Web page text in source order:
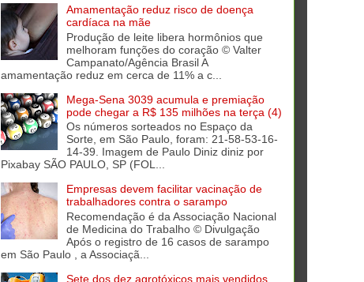
Amamentação reduz risco de doença
cardíaca na mãe
Produção de leite libera hormônios que
melhoram funções do coração © Valter
Campanato/Agência Brasil A
amamentação reduz em cerca de 11% a c...
Mega-Sena 3039 acumula e premiação
pode chegar a R$ 135 milhões na terça (4)
Os números sorteados no Espaço da
Sorte, em São Paulo, foram: 21-58-53-16-
14-39. Imagem de Paulo Diniz diniz por
Pixabay SÃO PAULO, SP (FOL...
Empresas devem facilitar vacinação de
trabalhadores contra o sarampo
Recomendação é da Associação Nacional
de Medicina do Trabalho © Divulgação
Após o registro de 16 casos de sarampo
em São Paulo , a Associaçã...
Sete dos dez agrotóxicos mais vendidos